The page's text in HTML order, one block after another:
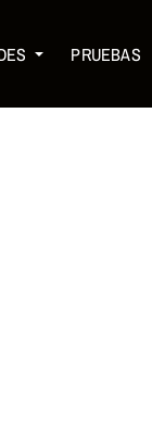
PRUEBAS